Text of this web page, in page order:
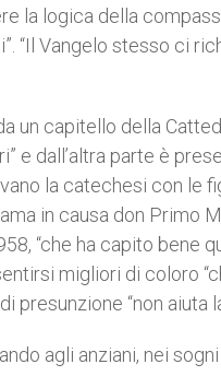
la logica della
“Il Vangelo stesso ci
un capitello della
e dall’altra parte è
la catechesi con le
in causa don Primo
“che ha capito bene
migliori di coloro
“non aiuta
agli anziani, nei